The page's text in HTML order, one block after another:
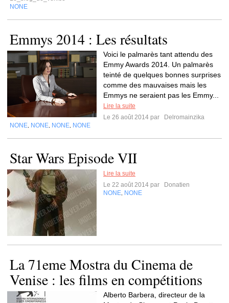
NONE
Emmys 2014 : Les résultats
Voici le palmarès tant attendu des
Emmy Awards 2014. Un palmarès
teinté de quelques bonnes surprises
comme des mauvaises mais les
Emmys ne seraient pas les Emmy...
Lire la suite
Le 26 août 2014 par
Delromainzika
NONE NONE NONE NONE
Star Wars Episode VII
Lire la suite
Le 22 août 2014 par
Donatien
NONE NONE
La 71eme Mostra du Cinema de
Venise : les films en compétitions
Alberto Barbera, directeur de la